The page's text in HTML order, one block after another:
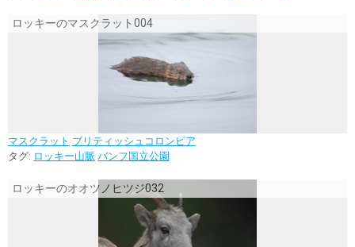
ロッキーのマスクラット004
マスクラット ブリティッシュコロンビア
タグ: ロッキー山脈 バンフ国立公園
ロッキーのオオツノヒツジ032